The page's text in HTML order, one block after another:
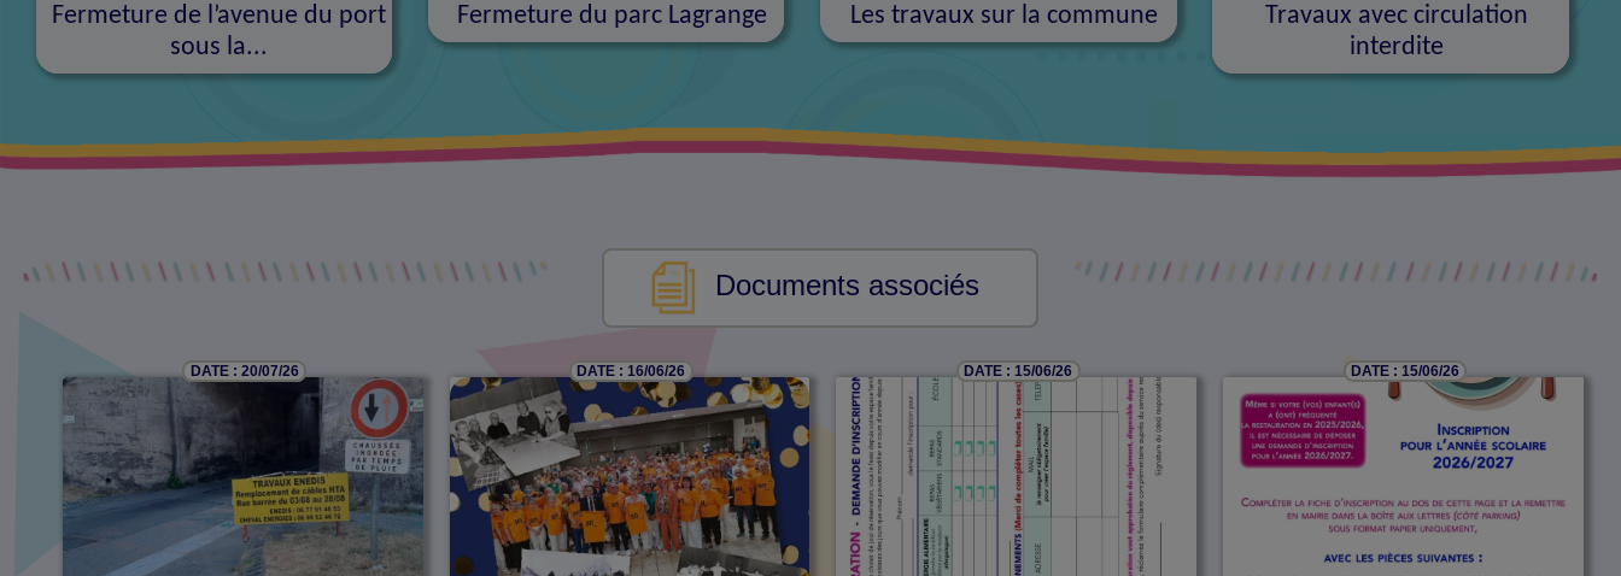
Fermeture de l’avenue du port
sous la...
Fermeture du parc Lagrange Les travaux sur la commune
Travaux avec circulation
interdite
Documents associés
DATE : 20/07/26 DATE : 16/06/26 DATE : 15/06/26 DATE : 15/06/26